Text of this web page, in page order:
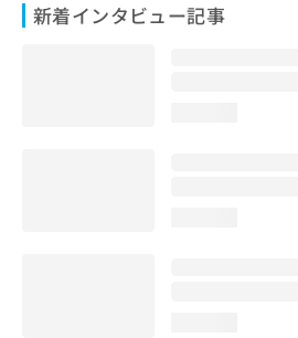
新着インタビュー記事